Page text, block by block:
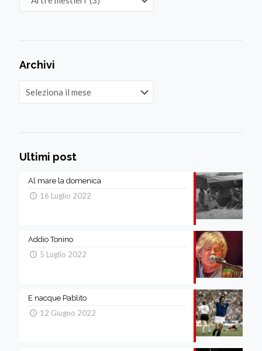
Archivi
Ultimi post
Al mare la domenica
16 Luglio 2022
Addio Tonino
5 Luglio 2022
E nacque Pablito
12 Giugno 2022